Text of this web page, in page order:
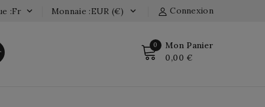
Connexion
Monnaie :EUR (€) 
:fr 
0 Mon Panier
0,00 €